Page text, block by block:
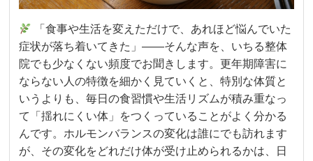
「食事や生活を変えただけで、あれほど悩んでいた
症状が落ち着いてきた」——そんな声を、いちる整体
院でも少なくない頻度でお聞きします。更年期障害に
ならない人の特徴を細かく見ていくと、特別な体質と
いうよりも、毎日の食習慣や生活リズムが積み重なっ
て「揺れにくい体」をつくっていることがよく分かる
んです。ホルモンバランスの変化は誰にでも訪れます
が、その変化をどれだけ体が受け止められるかは、日